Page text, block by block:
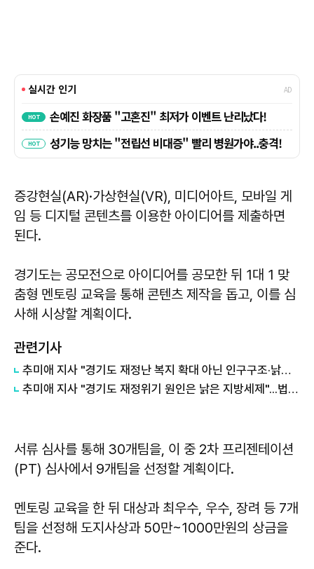
증강현실(AR)·가상현실(VR), 미디어아트, 모바일 게
임 등 디지털 콘텐츠를 이용한 아이디어를 제출하면
된다.
경기도는 공모전으로 아이디어를 공모한 뒤 1대 1 맞
춤형 멘토링 교육을 통해 콘텐츠 제작을 돕고, 이를 심
사해 시상할 계획이다.
관련기사
추미애 지사 "경기도 재정난 복지 확대 아닌 인구구조·낡은 세수체계 문제"
추미애 지사 "경기도 재정위기 원인은 낡은 지방세제"...법인지방소득세 배분 개편 촉구
서류 심사를 통해 30개팀을, 이 중 2차 프리젠테이션
(PT) 심사에서 9개팀을 선정할 계획이다.
멘토링 교육을 한 뒤 대상과 최우수, 우수, 장려 등 7개
팀을 선정해 도지사상과 50만~1000만원의 상금을
준다.